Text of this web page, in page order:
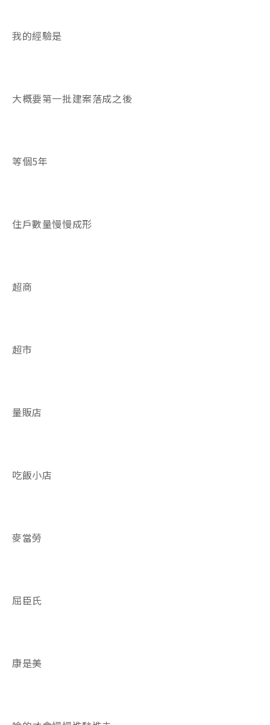
我的經驗是
大概要第一批建案落成之後
等個5年
住戶數量慢慢成形
超商
超市
量販店
吃飯小店
麥當勞
屈臣氏
康是美